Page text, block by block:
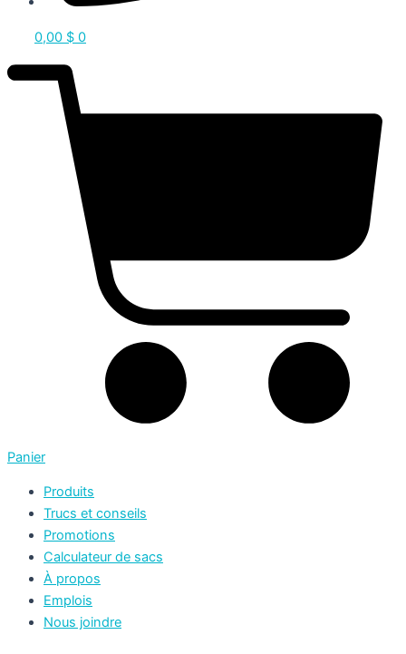
0,00 $ 0
Panier
Produits
Trucs et conseils
Promotions
Calculateur de sacs
À propos
Emplois
Nous joindre